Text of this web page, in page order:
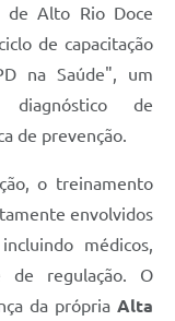
de Alto Rio Doce
de capacitação
na Saúde", um
de
de prevenção.
o treinamento
envolvidos
médicos,
de regulação. O
da própria Alta